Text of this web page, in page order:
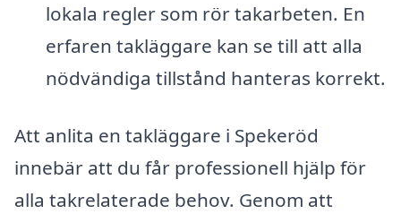
lokala regler som rör takarbeten. En
erfaren takläggare kan se till att alla
nödvändiga tillstånd hanteras korrekt.
Att anlita en takläggare i Spekeröd
innebär att du får professionell hjälp för
alla takrelaterade behov. Genom att